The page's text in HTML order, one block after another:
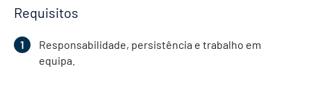
Requisitos
Responsabilidade, persistência e trabalho em
equipa.